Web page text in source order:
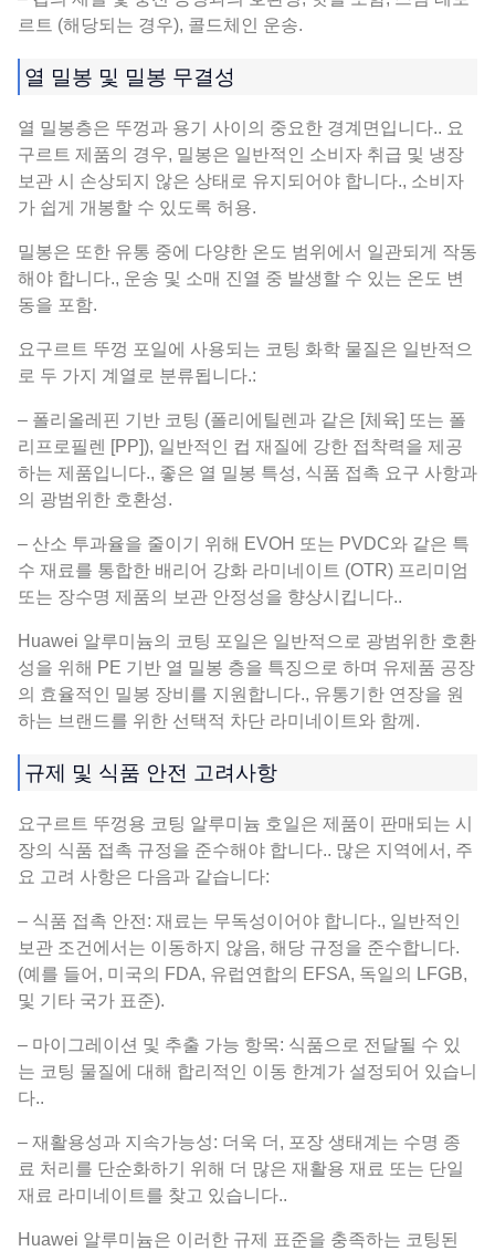
르트 (해당되는 경우), 콜드체인 운송.
열 밀봉 및 밀봉 무결성
열 밀봉층은 뚜껑과 용기 사이의 중요한 경계면입니다.. 요
구르트 제품의 경우, 밀봉은 일반적인 소비자 취급 및 냉장
보관 시 손상되지 않은 상태로 유지되어야 합니다., 소비자
가 쉽게 개봉할 수 있도록 허용.
밀봉은 또한 유통 중에 다양한 온도 범위에서 일관되게 작동
해야 합니다., 운송 및 소매 진열 중 발생할 수 있는 온도 변
동을 포함.
요구르트 뚜껑 포일에 사용되는 코팅 화학 물질은 일반적으
로 두 가지 계열로 분류됩니다.:
– 폴리올레핀 기반 코팅 (폴리에틸렌과 같은 [체육] 또는 폴
리프로필렌 [PP]), 일반적인 컵 재질에 강한 접착력을 제공
하는 제품입니다., 좋은 열 밀봉 특성, 식품 접촉 요구 사항과
의 광범위한 호환성.
– 산소 투과율을 줄이기 위해 EVOH 또는 PVDC와 같은 특
수 재료를 통합한 배리어 강화 라미네이트 (OTR) 프리미엄
또는 장수명 제품의 보관 안정성을 향상시킵니다..
Huawei 알루미늄의 코팅 포일은 일반적으로 광범위한 호환
성을 위해 PE 기반 열 밀봉 층을 특징으로 하며 유제품 공장
의 효율적인 밀봉 장비를 지원합니다., 유통기한 연장을 원
하는 브랜드를 위한 선택적 차단 라미네이트와 함께.
규제 및 식품 안전 고려사항
요구르트 뚜껑용 코팅 알루미늄 호일은 제품이 판매되는 시
장의 식품 접촉 규정을 준수해야 합니다.. 많은 지역에서, 주
요 고려 사항은 다음과 같습니다:
– 식품 접촉 안전: 재료는 무독성이어야 합니다., 일반적인
보관 조건에서는 이동하지 않음, 해당 규정을 준수합니다.
(예를 들어, 미국의 FDA, 유럽연합의 EFSA, 독일의 LFGB,
및 기타 국가 표준).
– 마이그레이션 및 추출 가능 항목: 식품으로 전달될 수 있
는 코팅 물질에 대해 합리적인 이동 한계가 설정되어 있습니
다..
– 재활용성과 지속가능성: 더욱 더, 포장 생태계는 수명 종
료 처리를 단순화하기 위해 더 많은 재활용 재료 또는 단일
재료 라미네이트를 찾고 있습니다..
Huawei 알루미늄은 이러한 규제 표준을 충족하는 코팅된